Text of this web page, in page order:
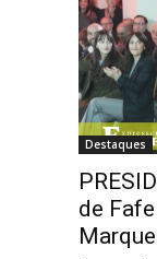
Destaques
de